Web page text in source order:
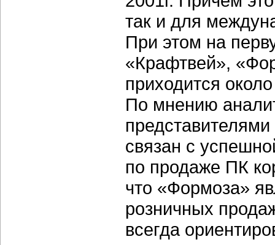
так и для
При этом на
«Крафтвей»,
приходится
По мнению
связан с
по продаже ПК
что «Формоза»
розничных
всегда